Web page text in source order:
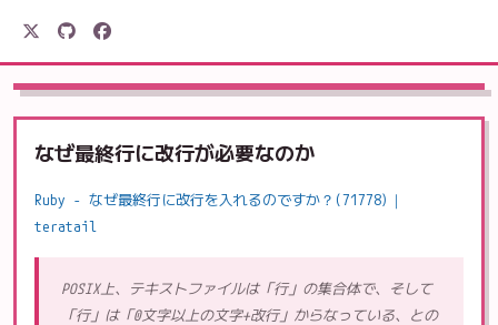
駒形電産
なぜ最終行に改行が必要なのか
Ruby - なぜ最終行に改行を入れるのですか？(71778)｜
teratail
POSIX上、テキストファイルは「行」の集合体で、そして
「行」は「0文字以上の文字+改行」からなっている、との